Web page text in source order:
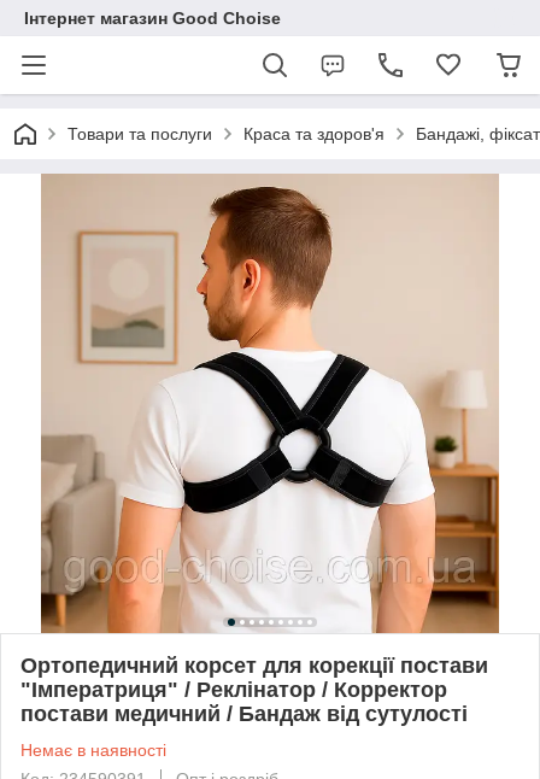
Інтернет магазин Good Choise
Товари та послуги Краса та здоров'я Бандажі,
Ортопедичний корсет для корекції постави
"Імператриця" / Реклінатор / Корректор
постави медичний / Бандаж від сутулості
Немає в наявності